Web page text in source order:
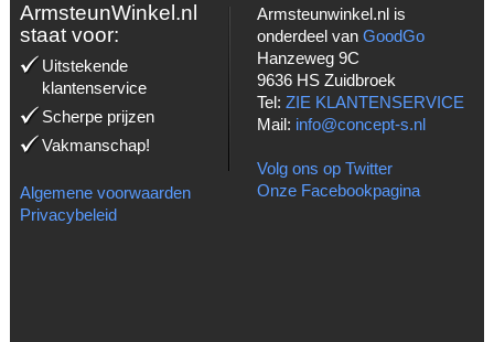
ArmsteunWinkel.nl
staat voor:
Uitstekende
klantenservice
Scherpe prijzen
Vakmanschap!
Algemene voorwaarden
Privacybeleid
Armsteunwinkel.nl is
onderdeel van GoodGo
Hanzeweg 9C
9636 HS Zuidbroek
Tel: ZIE KLANTENSERVICE
Mail: info@concept-s.nl
Volg ons op Twitter
Onze Facebookpagina